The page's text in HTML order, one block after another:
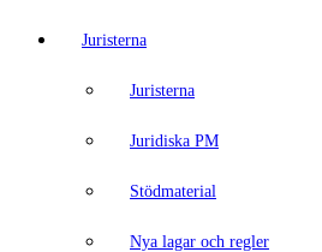
Juristerna
Juristerna
Juridiska PM
Stödmaterial
Nya lagar och regler